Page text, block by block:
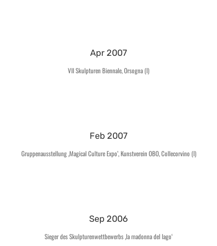
Apr 2007
VII Skulpturen Biennale, Orsogna (I)
Feb 2007
Gruppenausstellung ‚Magical Culture Expo’, Kunstverein OBO, Collecorvino (I)
Sep 2006
Sieger des Skulpturenwettbewerbs ‚la madonna del lago‘